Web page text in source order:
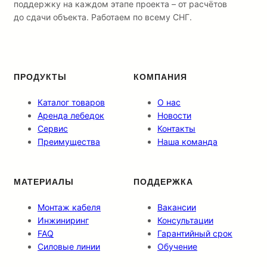
канализацию
до
поддержку на каждом этапе проекта – от расчётов
до сдачи объекта. Работаем по всему СНГ.
ПРОДУКТЫ
Каталог товаров
Аренда лебедок
Сервис
Преимущества
КОМПАНИЯ
О нас
Новости
Контакты
Наша команда
МАТЕРИАЛЫ
Монтаж кабеля
Инжиниринг
FAQ
Силовые линии
ПОДДЕРЖКА
Вакансии
Консультации
Гарантийный срок
Обучение